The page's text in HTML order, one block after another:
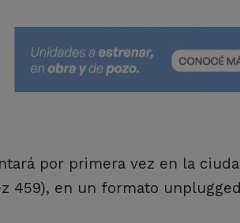
por primera vez en la
459), en un formato